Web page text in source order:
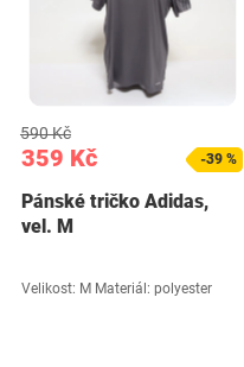
359 Kč
590 Kč
-39 %
Pánské tričko Adidas,
vel. M
Velikost: M Materiál: polyester